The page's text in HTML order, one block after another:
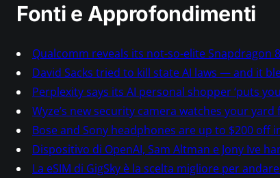
r
e
Fonti e Approfondimenti
Qualcomm reveals its not-so-elite Snapdragon
David Sacks tried to kill state AI laws — and it
Perplexity says its AI personal shopper ‘puts
Wyze’s new security camera watches your
Bose and Sony headphones are up to $200 off
Dispositivo di OpenAI, Sam Altman e Jony Ive
La eSIM di GigSky è la scelta migliore per